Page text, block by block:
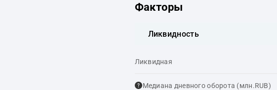
Факторы
Ликвидность
Ликвидная
Медиана дневного оборота (млн.RUB)